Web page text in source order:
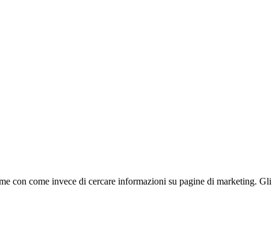
con come invece di cercare informazioni su pagine di marketing. Gli